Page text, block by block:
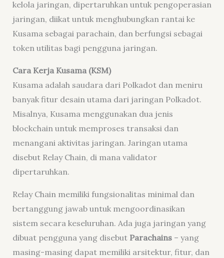
kelola jaringan, dipertaruhkan untuk pengoperasian
jaringan, diikat untuk menghubungkan rantai ke
Kusama sebagai parachain, dan berfungsi sebagai
token utilitas bagi pengguna jaringan.
Cara Kerja Kusama (KSM)
Kusama adalah saudara dari Polkadot dan meniru
banyak fitur desain utama dari jaringan Polkadot.
Misalnya, Kusama menggunakan dua jenis
blockchain untuk memproses transaksi dan
menangani aktivitas jaringan. Jaringan utama
disebut Relay Chain, di mana validator
dipertaruhkan.
Relay Chain memiliki fungsionalitas minimal dan
bertanggung jawab untuk mengoordinasikan
sistem secara keseluruhan. Ada juga jaringan yang
dibuat pengguna yang disebut Parachains– yang
masing-masing dapat memiliki arsitektur, fitur, dan